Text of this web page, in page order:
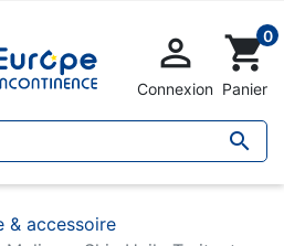


Connexion
shopping_cart0
Panier
& accessoire